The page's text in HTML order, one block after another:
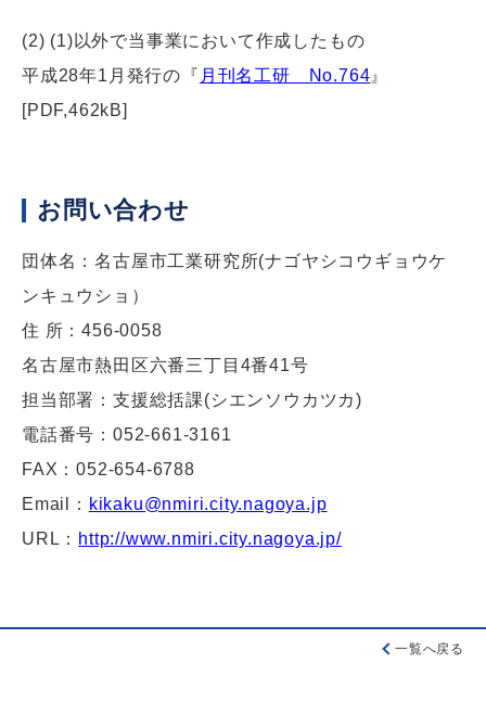
(2) (1)以外で当事業において作成したもの
平成28年1月発行の『 月刊名工研 No.764 』
[PDF,462kB]
お問い合わせ
団体名：名古屋市工業研究所(ナゴヤシコウギョウケ
ンキュウショ）
住 所：456­­­­-0058
名古屋市熱田区六番三丁目4番41号
担当部署：支援総括課(シエンソウカツカ)
電話番号：052-­­­­661-­­­­3161
FAX：052­­­­-654­­­­-6788
E­mail： kikaku@nmiri.city.nagoya.jp
URL： http://www.nmiri.city.nagoya.jp/
一覧へ戻る